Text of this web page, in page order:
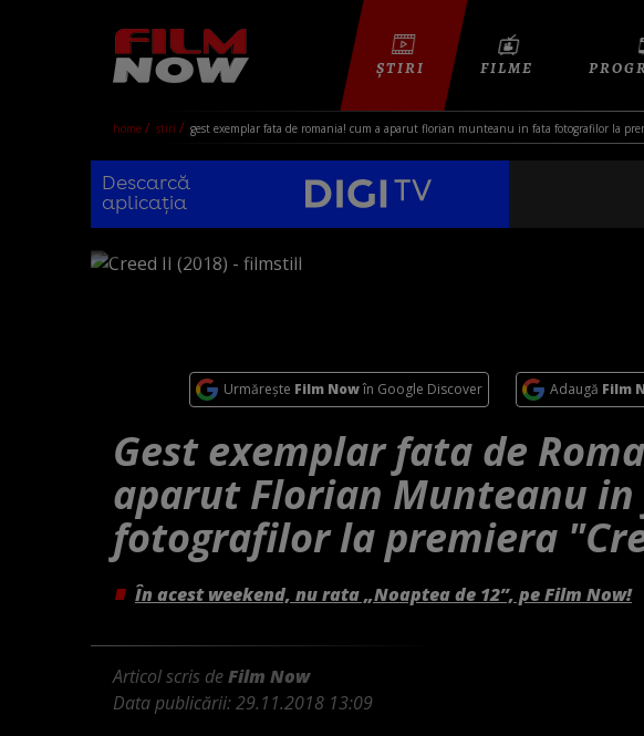
ȘTIRI FILME
home stiri gest exemplar fata de romania! cum a aparut florian munteanu in fata fotografilor la
Descarcă
aplicația
Urmărește Film Nowîn Google Discover Adaugă Film
Gest exemplar fata de
aparut Florian Munteanu
fotografilor la premiera
În acest weekend, nu rata „Noaptea de 12”, pe Film Now!
Articol scris deFilm Now
Data publicării:29.11.2018 13:09